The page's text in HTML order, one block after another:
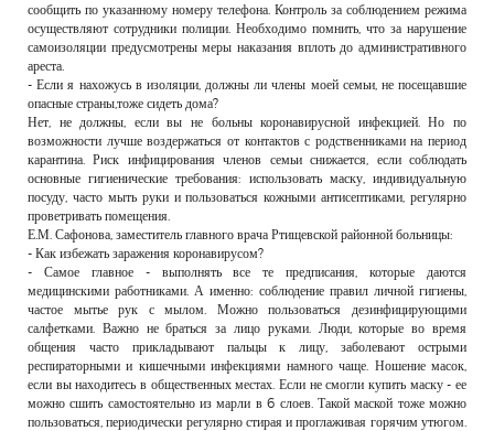
сообщить по указанному номеру телефона. Контроль за соблюдением режима
осуществляют сотрудники полиции. Необходимо помнить, что за нарушение
самоизоляции предусмотрены меры наказания вплоть до административного
ареста.
- Если я нахожусь в изоляции, должны ли члены моей семьи, не посещавшие
опасные страны,тоже сидеть дома?
Нет, не должны, если вы не больны коронавирусной инфекцией. Но по
возможности лучше воздержаться от контактов с родственниками на период
карантина. Риск инфицирования членов семьи снижается, если соблюдать
основные гигиенические требования: использовать маску, индивидуальную
посуду, часто мыть руки и пользоваться кожными антисептиками, регулярно
проветривать помещения.
Е.М. Сафонова, заместитель главного врача Ртищевской районной больницы:
- Как избежать заражения коронавирусом?
- Самое главное - выполнять все те предписания, которые даются
медицинскими работниками. А именно: соблюдение правил личной гигиены,
частое мытье рук с мылом. Можно пользоваться дезинфицирующими
салфетками. Важно не браться за лицо руками. Люди, которые во время
общения часто прикладывают пальцы к лицу, заболевают острыми
респираторными и кишечными инфекциями намного чаще. Ношение масок,
если вы находитесь в общественных местах. Если не смогли купить маску - ее
можно сшить самостоятельно из марли в 6 слоев. Такой маской тоже можно
пользоваться, периодически регулярно стирая и проглаживая горячим утюгом.